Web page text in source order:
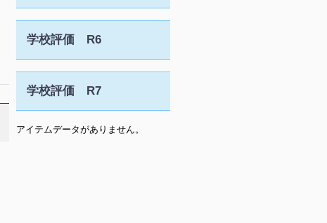
学校評価 R6
学校評価 R7
アイテムデータがありません。